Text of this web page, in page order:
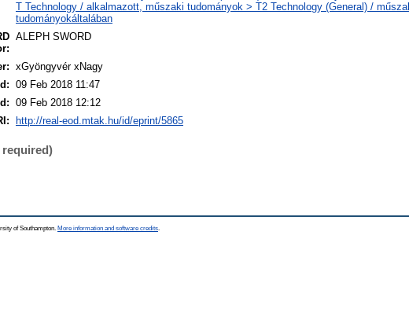
T Technology / alkalmazott, műszaki tudományok > T2 Technology (General) /
tudományokáltalában
ALEPH SWORD
xGyöngyvér xNagy
09 Feb 2018 11:47
09 Feb 2018 12:12
http://real-eod.mtak.hu/id/eprint/5865
of Southampton. More information and software credits